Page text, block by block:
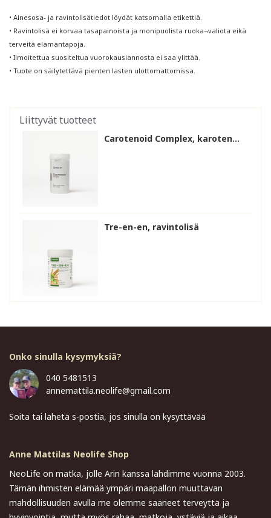
• Ainesosa- ja ravintolisätiedot löydät katsomalla etikettiä.
• Ravintolisä ei korvaa tasapainoista ja monipuolista ruoka¬valiota eikä
terveitä elämäntapoja.
• Ilmoitettua suositeltua vuorokausiannosta ei saa ylittää.
• Tuote on säilytettävä pienten lasten ulottomattomissa.
Liittyvät tuotteet
Carotenoid Complex, karoten...
Tre-en-en, ravintolisä
Onko sinulla kysymyksiä?
040 5481513
annemattila.neolife@gmail.com
Soita tai lähetä s-postia, jos sinulla on kysyttävää
Anne Mattilas Neolife Shop
NeoLife on matka, jolle Arin kanssa lähdimme vuonna 2003.
Tämän ihmisten elämää ympäri maapallon muuttavan
mahdollisuuden avulla me olemme saaneet terveyttä ja